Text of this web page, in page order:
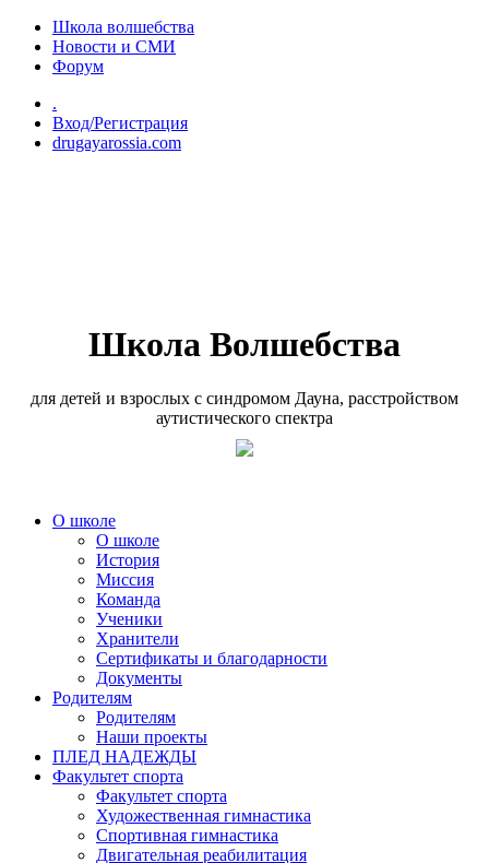
Перейти к основному содержанию
Школа волшебства
Новости и СМИ
Форум
.
Вход/Регистрация
drugayarossia.com
Школа Волшебства
для детей и взрослых с синдромом Дауна, расстройством
аутистического спектра
О школе
О школе
История
Миссия
Команда
Ученики
Хранители
Сертификаты и благодарности
Документы
Родителям
Родителям
Наши проекты
ПЛЕД НАДЕЖДЫ
Факультет спорта
Факультет спорта
Художественная гимнастика
Спортивная гимнастика
Двигательная реабилитация